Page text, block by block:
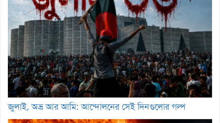
জুলাই, অভ্র আর আমি: আন্দোলনের সেই দিনগুলোর গল্প